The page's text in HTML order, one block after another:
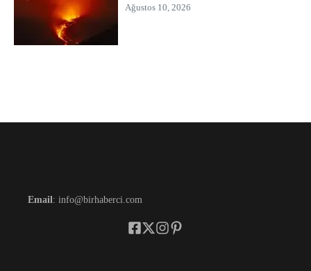
Ağustos 10, 2026
Email: info@birhaberci.com